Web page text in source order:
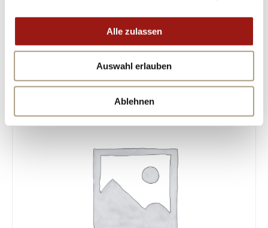
Alle zulassen
Auswahl erlauben
Ablehnen
ÄHNLICHE PRODUKTE